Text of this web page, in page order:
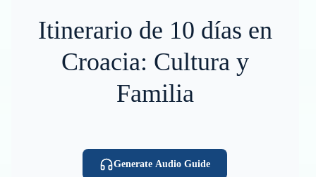
Itinerario de 10 días en
Croacia: Cultura y
Familia
Generate Audio Guide